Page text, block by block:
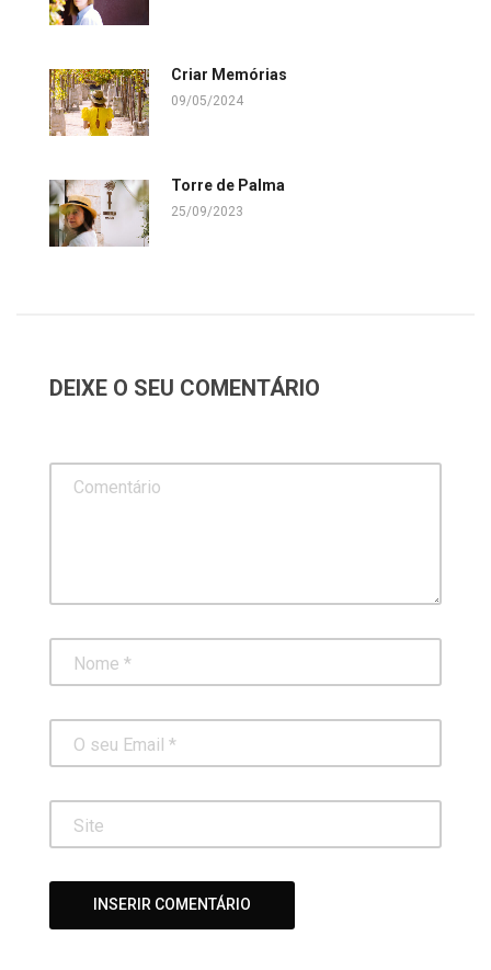
Criar Memórias
09/05/2024
Torre de Palma
25/09/2023
DEIXE O SEU COMENTÁRIO